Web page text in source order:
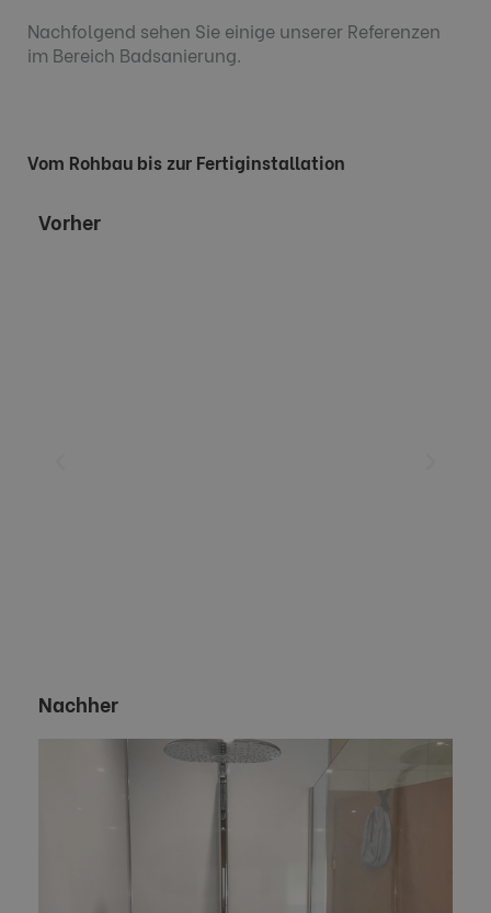
Nachfolgend sehen Sie einige unserer Referenzen
im Bereich Badsanierung.
Vom Rohbau bis zur Fertiginstallation
Vorher
Nachher